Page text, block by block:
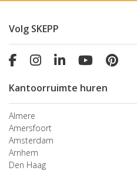
Volg SKEPP
Kantoorruimte huren
Almere
Amersfoort
Amsterdam
Arnhem
Den Haag